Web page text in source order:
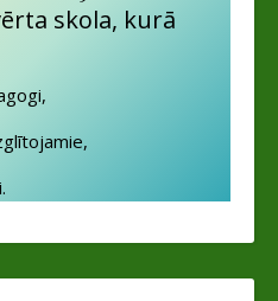
skola, kurā